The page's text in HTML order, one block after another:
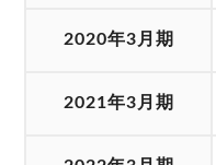
2020年3月期
2021年3月期